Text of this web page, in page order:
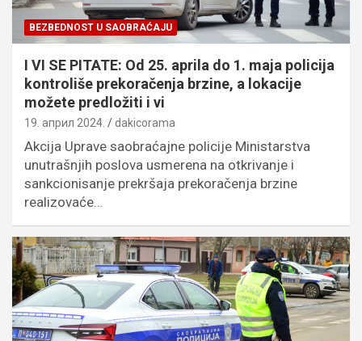
BEZBEDNOST U SAOBRAĆAJU
I VI SE PITATE: Od 25. aprila do 1. maja policija
kontroliše prekoračenja brzine, a lokacije
možete predložiti i vi
19. април 2024. dakicorama
Akcija Uprave saobraćajne policije Ministarstva
unutrašnjih poslova usmerena na otkrivanje i
sankcionisanje prekršaja prekoračenja brzine
realizovaće…